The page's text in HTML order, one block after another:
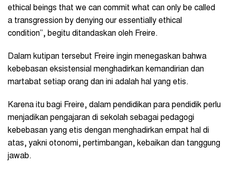
ethical beings that we can commit what can only be called
a transgression by denying our essentially ethical
condition”, begitu ditandaskan oleh Freire.
Dalam kutipan tersebut Freire ingin menegaskan bahwa
kebebasan eksistensial menghadirkan kemandirian dan
martabat setiap orang dan ini adalah hal yang etis.
Karena itu bagi Freire, dalam pendidikan para pendidik perlu
menjadikan pengajaran di sekolah sebagai pedagogi
kebebasan yang etis dengan menghadirkan empat hal di
atas, yakni otonomi, pertimbangan, kebaikan dan tanggung
jawab.